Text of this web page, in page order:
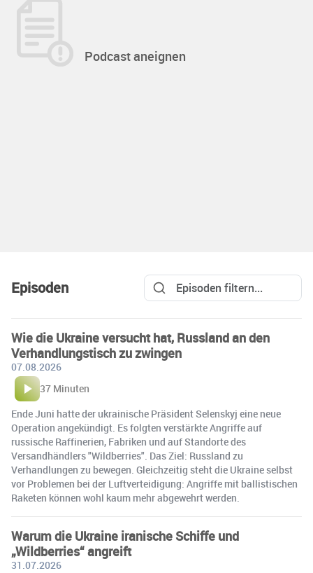
Podcast aneignen
Episoden
Wie die Ukraine versucht hat, Russland an den
Verhandlungstisch zu zwingen
07.08.2026
37 Minuten
Ende Juni hatte der ukrainische Präsident Selenskyj eine neue
Operation angekündigt. Es folgten verstärkte Angriffe auf
russische Raffinerien, Fabriken und auf Standorte des
Versandhändlers "Wildberries". Das Ziel: Russland zu
Verhandlungen zu bewegen. Gleichzeitig steht die Ukraine selbst
vor Problemen bei der Luftverteidigung: Angriffe mit ballistischen
Raketen können wohl kaum mehr abgewehrt werden.
Warum die Ukraine iranische Schiffe und
„Wildberries“ angreift
31.07.2026